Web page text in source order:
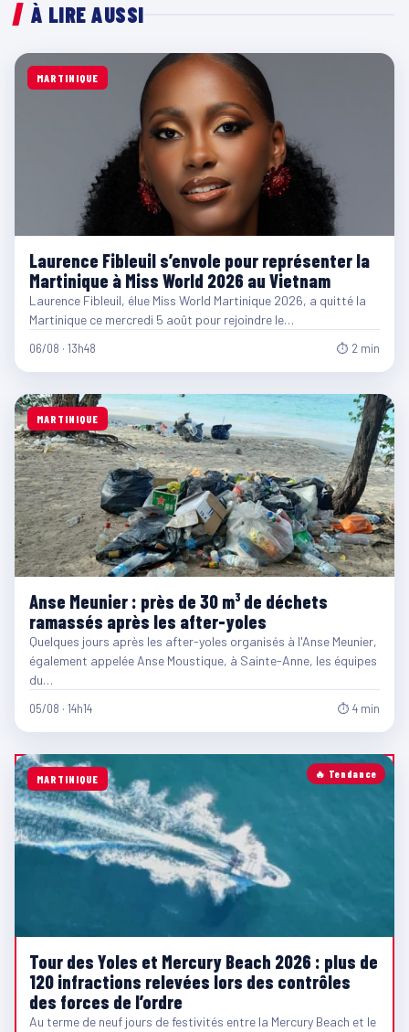
À LIRE AUSSI
MARTINIQUE
Laurence Fibleuil s’envole pour représenter la
Martinique à Miss World 2026 au Vietnam
Laurence Fibleuil, élue Miss World Martinique 2026, a quitté la
Martinique ce mercredi 5 août pour rejoindre le…
06/08 · 13h48 ⏱ 2 min
MARTINIQUE
Anse Meunier : près de 30 m³ de déchets
ramassés après les after-yoles
Quelques jours après les after-yoles organisés à l'Anse Meunier,
également appelée Anse Moustique, à Sainte-Anne, les équipes
du…
05/08 · 14h14 ⏱ 4 min
🔥 Tendance
MARTINIQUE
Tour des Yoles et Mercury Beach 2026 : plus de
120 infractions relevées lors des contrôles
des forces de l’ordre
Au terme de neuf jours de festivités entre la Mercury Beach et le